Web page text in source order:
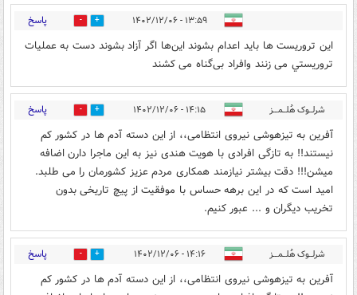
۱۳:۵۹ - ۱۴۰۲/۱۲/۰۶ 8 پاسخ
این تروریست ها بايد اعدام بشوند این‌ها اگر آزاد بشوند دست به‌ عمليات
تروريستي می زنند وافراد بی‌گناه می کشند
شرلــوک هُلــمـــز ۱۴:۱۵ - ۱۴۰۲/۱۲/۰۶ 9 پاسخ
آفرین به تیزهوشی نیروی انتظامی،، از این دسته آدم ها در کشور کم
نیستند!! به تازگی افرادی با هویت هندی نیز به این ماجرا دارن اضافه
میشن!!! دقت بیشتر نیازمند همکاری مردم عزیز کشورمان را می طلبد.
امید است که در این برهه حساس با موفقیت از پیچ تاریخی بدون
تخریب دیگران و ... عبور کنیم.
شرلــوک هُلــمـــز ۱۴:۱۶ - ۱۴۰۲/۱۲/۰۶ 10 پاسخ
آفرین به تیزهوشی نیروی انتظامی،، از این دسته آدم ها در کشور کم